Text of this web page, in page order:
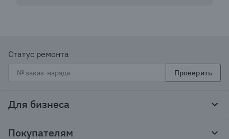
Статус ремонта
Проверить
Для бизнеса
Тендеры и гос закупки
Покупателям